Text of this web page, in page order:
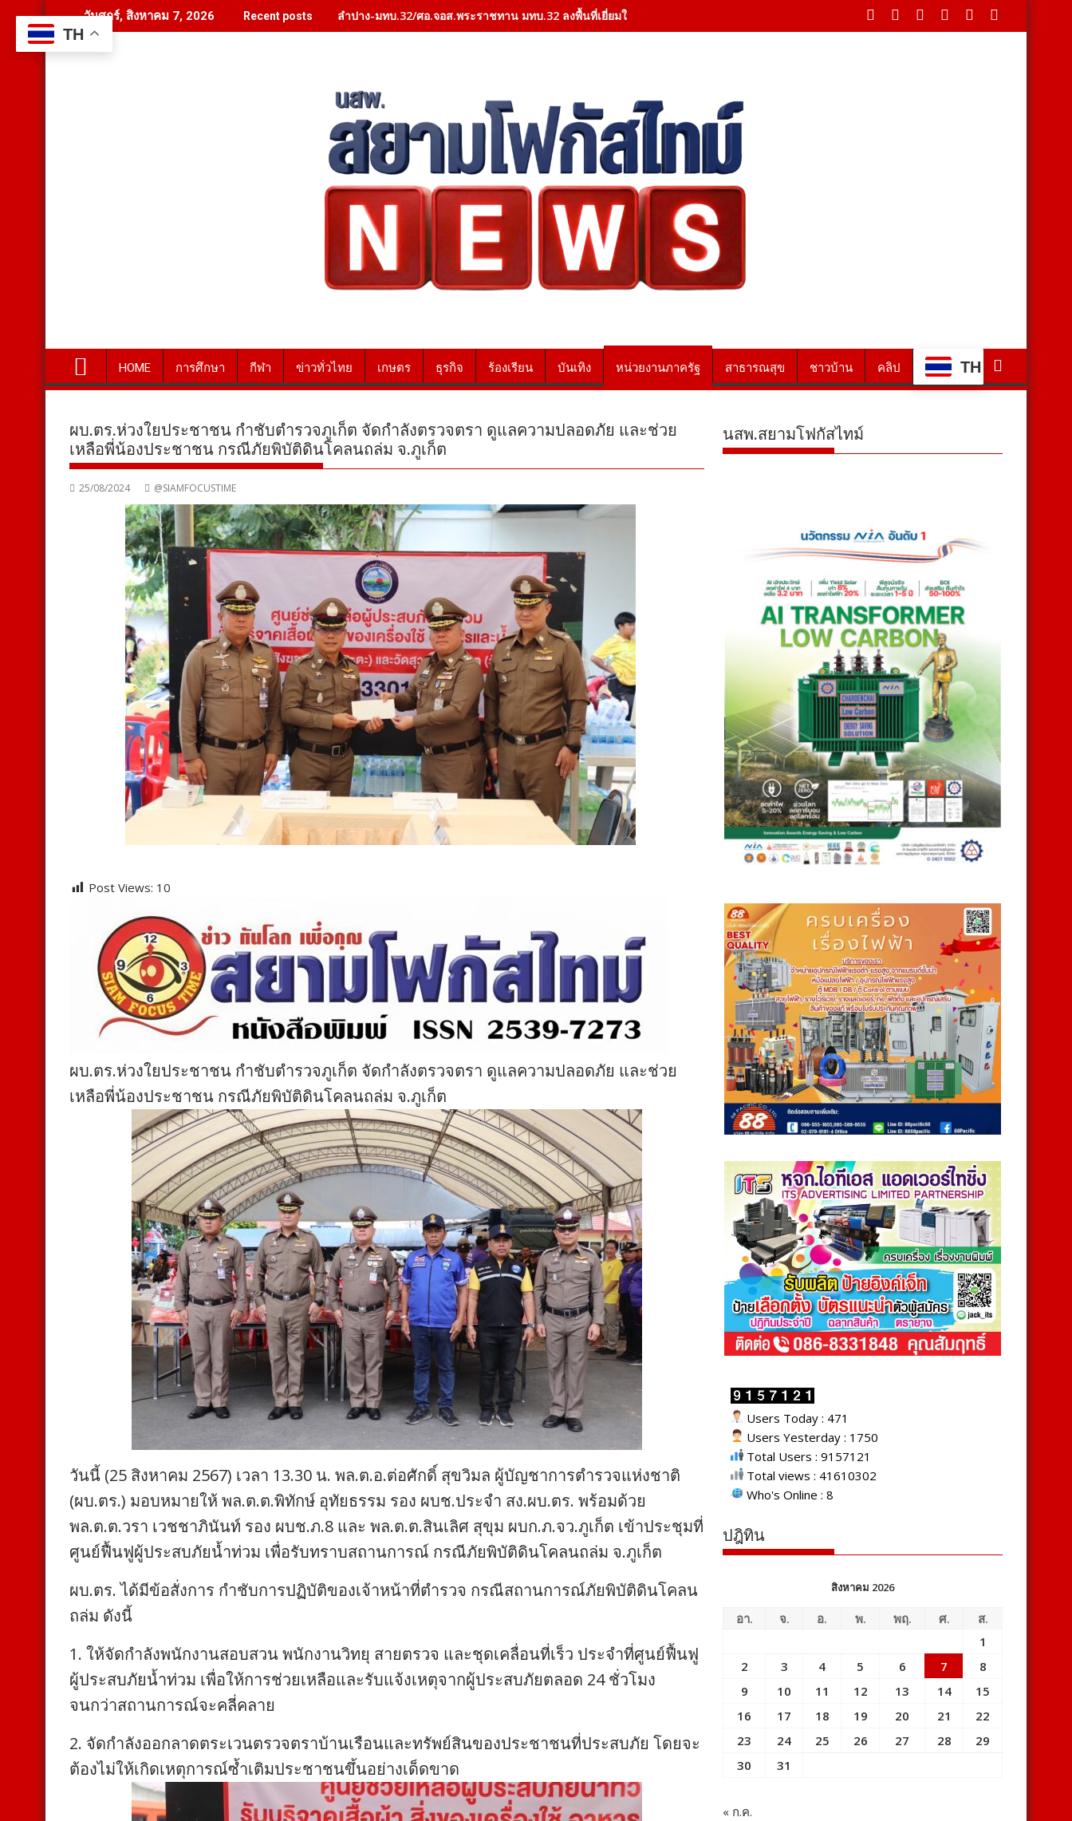
to
content
วันศุกร์, สิงหาคม 7, 2026 Recent posts ลำปาง-มทบ.32/ศอ.จอส.พระราชทาน มทบ.32 ลงพื้นที่เยี่ยมให้กำลังใจผู้ป่วยในพระบรมราชานุเคราะห์
HOME การศึกษา กีฬา ข่าวทั่วไทย เกษตร ธุรกิจ ร้องเรียน บันเทิง หน่วยงานภาครัฐ สาธารณสุข ชาวบ้าน คลิป TH
ผบ.ตร.ห่วงใยประชาชน กำชับตำรวจภูเก็ต จัดกำลังตรวจตรา ดูแลความปลอดภัย และช่วย
เหลือพี่น้องประชาชน กรณีภัยพิบัติดินโคลนถล่ม จ.ภูเก็ต
25/08/2024 @SIAMFOCUSTIME
Post Views: 10
ผบ.ตร.ห่วงใยประชาชน กำชับตำรวจภูเก็ต จัดกำลังตรวจตรา ดูแลความปลอดภัย และช่วย
เหลือพี่น้องประชาชน กรณีภัยพิบัติดินโคลนถล่ม จ.ภูเก็ต
วันนี้ (25 สิงหาคม 2567) เวลา 13.30 น. พล.ต.อ.ต่อศักดิ์ สุขวิมล ผู้บัญชาการตำรวจแห่งชาติ
(ผบ.ตร.) มอบหมายให้ พล.ต.ต.พิทักษ์ อุทัยธรรม รอง ผบช.ประจำ สง.ผบ.ตร. พร้อมด้วย
พล.ต.ต.วรา เวชชาภินันท์ รอง ผบช.ภ.8 และ พล.ต.ต.สินเลิศ สุขุม ผบก.ภ.จว.ภูเก็ต เข้าประชุมที่
ศูนย์ฟื้นฟูผู้ประสบภัยน้ำท่วม เพื่อรับทราบสถานการณ์ กรณีภัยพิบัติดินโคลนถล่ม จ.ภูเก็ต
ผบ.ตร. ได้มีข้อสั่งการ กำชับการปฏิบัติของเจ้าหน้าที่ตำรวจ กรณีสถานการณ์ภัยพิบัติดินโคลน
ถล่ม ดังนี้
1. ให้จัดกำลังพนักงานสอบสวน พนักงานวิทยุ สายตรวจ และชุดเคลื่อนที่เร็ว ประจำที่ศูนย์ฟื้นฟู
ผู้ประสบภัยน้ำท่วม เพื่อให้การช่วยเหลือและรับแจ้งเหตุจากผู้ประสบภัยตลอด 24 ชั่วโมง
จนกว่าสถานการณ์จะคลี่คลาย
2. จัดกำลังออกลาดตระเวนตรวจตราบ้านเรือนและทรัพย์สินของประชาชนที่ประสบภัย โดยจะ
ต้องไม่ให้เกิดเหตุการณ์ซ้ำเติมประชาชนขึ้นอย่างเด็ดขาด
นสพ.สยามโฟกัสไทม์
Users Today : 471
Users Yesterday : 1750
Total Users : 9157121
Total views : 41610302
Who's Online : 8
ปฎิทิน
สิงหาคม 2026
อา. จ. อ. พ. พฤ. ศ.
ส.
1
2
3 4 5 6 7
8
9
10 11 12 13 14
15
16
17 18 19 20 21
22
23
24 25 26 27 28
29
30
31
« ก.ค.
TH